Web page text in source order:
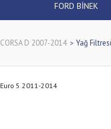
FORD BİNEK
CORSA D 2007-2014 Yağ